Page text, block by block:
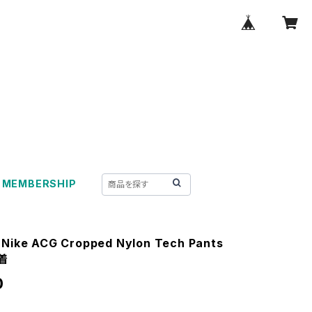
MEMBERSHIP
ACG Cropped Nylon Tech Pants